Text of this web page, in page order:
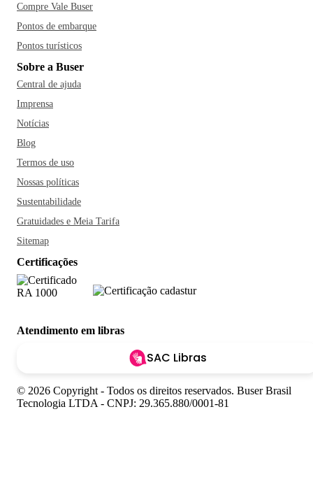
Compre Vale Buser
Pontos de embarque
Pontos turísticos
Sobre a Buser
Central de ajuda
Imprensa
Notícias
Blog
Termos de uso
Nossas políticas
Sustentabilidade
Gratuidades e Meia Tarifa
Sitemap
Certificações
Atendimento em libras
SAC Libras
© 2026 Copyright - Todos os direitos reservados. Buser Brasil
Tecnologia LTDA - CNPJ: 29.365.880/0001-81